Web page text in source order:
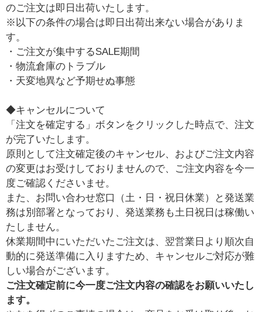
のご注文は即日出荷いたします。
※以下の条件の場合は即日出荷出来ない場合がありま
す。
・ご注文が集中するSALE期間
・物流倉庫のトラブル
・天変地異など予期せぬ事態
◆キャンセルについて
「注文を確定する」ボタンをクリックした時点で、注文
が完了いたします。
原則として注文確定後のキャンセル、およびご注文内容
の変更はお受けしておりませんので、ご注文内容を今一
度ご確認くださいませ。
また、お問い合わせ窓口（土・日・祝日休業）と発送業
務は別部署となっており、発送業務も土日祝日は稼働い
たしません。
休業期間中にいただいたご注文は、翌営業日より順次自
動的に発送準備に入りますため、キャンセルご対応が難
しい場合がございます。
ご注文確定前に今一度ご注文内容の確認をお願いいたし
ます。